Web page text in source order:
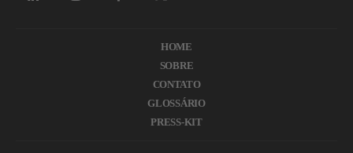
HOME
SOBRE
CONTATO
GLOSSÁRIO
PRESS-KIT